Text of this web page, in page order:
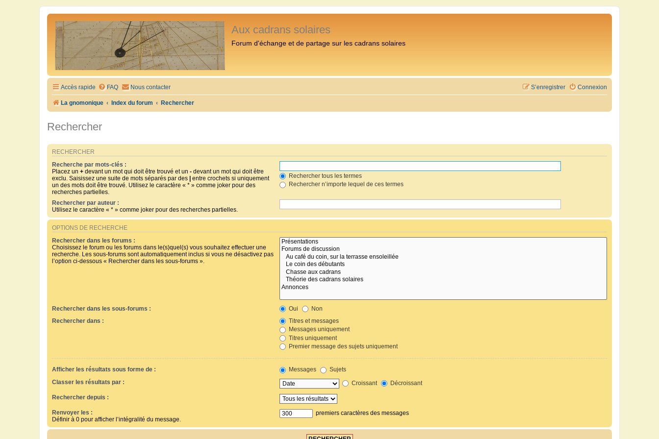
Aux cadrans solaires
Forum d'échange et de partage sur les cadrans solaires
Accès rapide FAQ Nous contacter Connexion
S’enregistrer
La gnomonique Index du forum Rechercher
Rechercher
RECHERCHER
Recherche par mots-clés :
Placez un + devant un mot qui doit être trouvé et un - devant un mot qui doit être
exclu. Saisissez une suite de mots séparés par des
entre crochets si uniquement
un des mots doit être trouvé. Utilisez le caractère « * » comme joker pour des
recherches partielles.
Rechercher tous les termes
Rechercher n’importe lequel de ces termes
Rechercher par auteur :
Utilisez le caractère « * » comme joker pour des recherches partielles.
OPTIONS DE RECHERCHE
Rechercher dans les forums :
Choisissez le forum ou les forums dans le(s)quel(s) vous souhaitez effectuer une
recherche. Les sous-forums sont automatiquement inclus si vous ne désactivez pas
l’option ci-dessous « Rechercher dans les sous-forums ».
Rechercher dans les sous-forums : Oui
Non
Rechercher dans :
Titres et messages
Messages uniquement
Titres uniquement
Premier message des sujets uniquement
Afficher les résultats sous forme de : Messages
Sujets
Classer les résultats par :
Croissant Décroissant
Rechercher depuis :
Renvoyer les :
Définir à 0 pour afficher l’intégralité du message.
premiers caractères des messages